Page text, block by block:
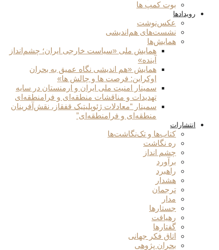
بوت کمپ ها
رویدادها
عکس‌نوشت
نشست‌های هم‌اندیشی
همایش‌ها
همایش ملی «سیاست خارجی ایران؛ چشم‌انداز
آینده»
همایش «هم اندیشی نگاه عمیق به بحران
اوکراین: فرصت ها و چالش ها»
سمینار امنیت ملی ایران و ارمنستان در سایه
تهدیدات و مناقشات منطقه‌ای و فرامنطقه‌ای
سمینار “معادلات ژئوپلیتیک قفقاز، نقش‌آفرینان
منطقه‌ای و فرامنطقه‌ای”
انتشارات
کتاب‌ها و تک‌نگاشت‌ها
ره نگاشت
چشم انداز
برآورد
راهبرد
هشدار
ترجمان
مدار
جستارها
رهیافت
گفتارها
اتاق فکر جهانی
بحران پژوهی